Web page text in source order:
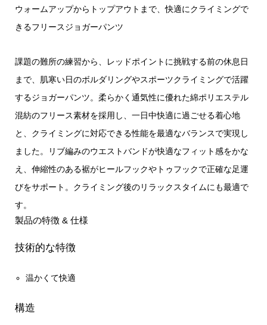
ウォームアップからトップアウトまで、快適にクライミングで
きるフリースジョガーパンツ
課題の難所の練習から、レッドポイントに挑戦する前の休息日
まで、肌寒い日のボルダリングやスポーツクライミングで活躍
するジョガーパンツ。柔らかく通気性に優れた綿ポリエステル
混紡のフリース素材を採用し、一日中快適に過ごせる着心地
と、クライミングに対応できる性能を最適なバランスで実現し
ました。リブ編みのウエストバンドが快適なフィット感をかな
え、伸縮性のある裾がヒールフックやトゥフックで正確な足運
びをサポート。クライミング後のリラックスタイムにも最適で
す。
製品の特徴 & 仕様
技術的な特徴
温かくて快適
構造